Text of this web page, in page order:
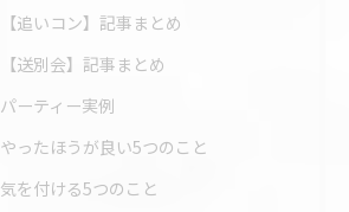
【追いコン】記事まとめ
【送別会】記事まとめ
パーティー実例
やったほうが良い5つのこと
気を付ける5つのこと